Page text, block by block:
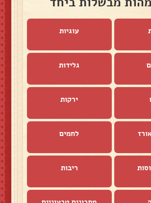
עוגיות
גלידות
ירקות
לחמים
ריבות